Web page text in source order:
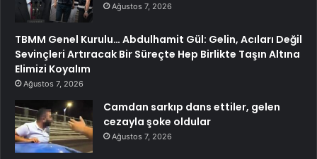
Ağustos 7, 2026
TBMM Genel Kurulu… Abdulhamit Gül: Gelin, Acıları Değil
Sevinçleri Artıracak Bir Süreçte Hep Birlikte Taşın Altına
Elimizi Koyalım
Ağustos 7, 2026
Camdan sarkıp dans ettiler, gelen
cezayla şoke oldular
Ağustos 7, 2026